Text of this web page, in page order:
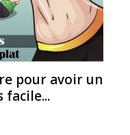
pour avoir un